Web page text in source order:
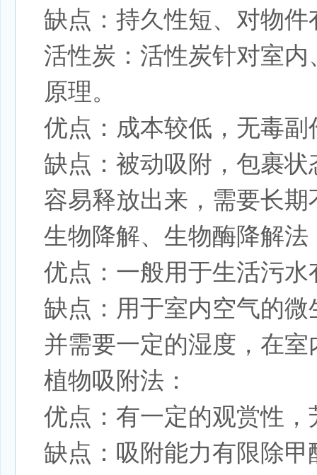
缺点：持久性短、对物件
活性炭：活性炭针对室
原理。
优点：成本较低，无毒副
缺点：被动吸附，包裹
容易释放出来，需要长
生物降解、生物酶降解法
优点：一般用于生活污
缺点：用于室内空气的
并需要一定的湿度，在
植物吸附法：
优点：有一定的观赏性
缺点：吸附能力有限除